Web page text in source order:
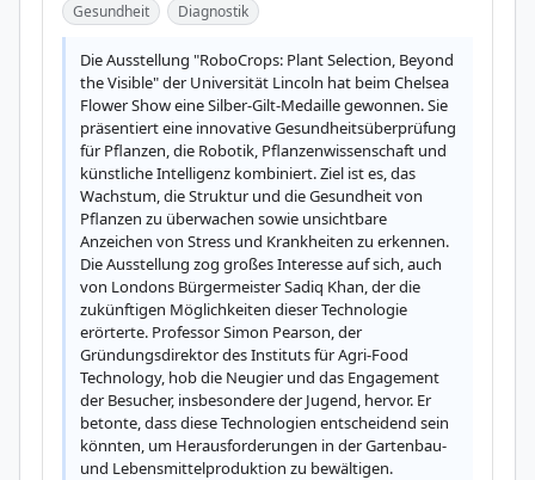
Gesundheit
Diagnostik
Die Ausstellung "RoboCrops: Plant Selection, Beyond
the Visible" der Universität Lincoln hat beim Chelsea
Flower Show eine Silber-Gilt-Medaille gewonnen. Sie
präsentiert eine innovative Gesundheitsüberprüfung
für Pflanzen, die Robotik, Pflanzenwissenschaft und
künstliche Intelligenz kombiniert. Ziel ist es, das
Wachstum, die Struktur und die Gesundheit von
Pflanzen zu überwachen sowie unsichtbare
Anzeichen von Stress und Krankheiten zu erkennen.
Die Ausstellung zog großes Interesse auf sich, auch
von Londons Bürgermeister Sadiq Khan, der die
zukünftigen Möglichkeiten dieser Technologie
erörterte. Professor Simon Pearson, der
Gründungsdirektor des Instituts für Agri-Food
Technology, hob die Neugier und das Engagement
der Besucher, insbesondere der Jugend, hervor. Er
betonte, dass diese Technologien entscheidend sein
könnten, um Herausforderungen in der Gartenbau-
und Lebensmittelproduktion zu bewältigen.